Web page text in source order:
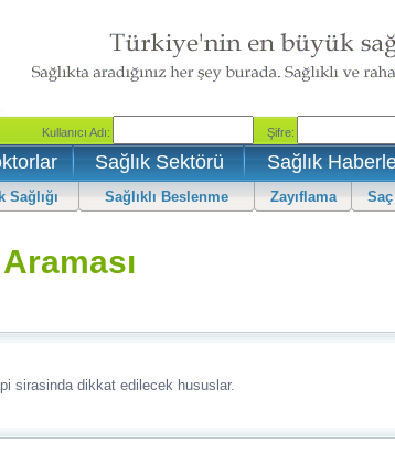
Sağlık Sektörü Sağlık
Sağlığı Sağlıklı Beslenme Zayıflama
sirasinda dikkat edilecek hususlar.